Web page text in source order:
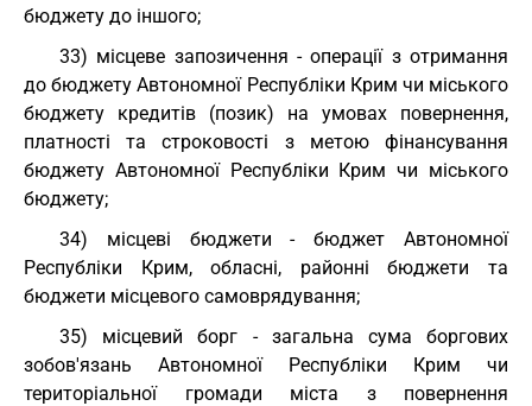
бюджету до іншого;
33) місцеве запозичення - операції з отримання
до бюджету Автономної Республіки Крим чи міського
бюджету кредитів (позик) на умовах повернення,
платності та строковості з метою фінансування
бюджету Автономної Республіки Крим чи міського
бюджету;
34) місцеві бюджети - бюджет Автономної
Республіки Крим, обласні, районні бюджети та
бюджети місцевого самоврядування;
35) місцевий борг - загальна сума боргових
зобов'язань Автономної Республіки Крим чи
територіальної громади міста з повернення